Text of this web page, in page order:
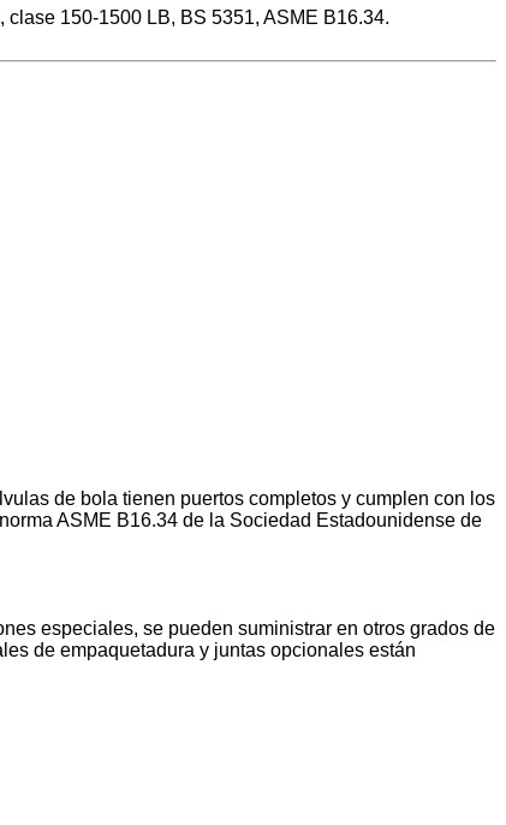
150-1500 LB, BS 5351, ASME B16.34.
de bola tienen puertos completos y cumplen con los
ASME B16.34 de la Sociedad Estadounidense de
especiales, se pueden suministrar en otros grados de
de empaquetadura y juntas opcionales están